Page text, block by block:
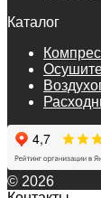
Каталог
© 2026